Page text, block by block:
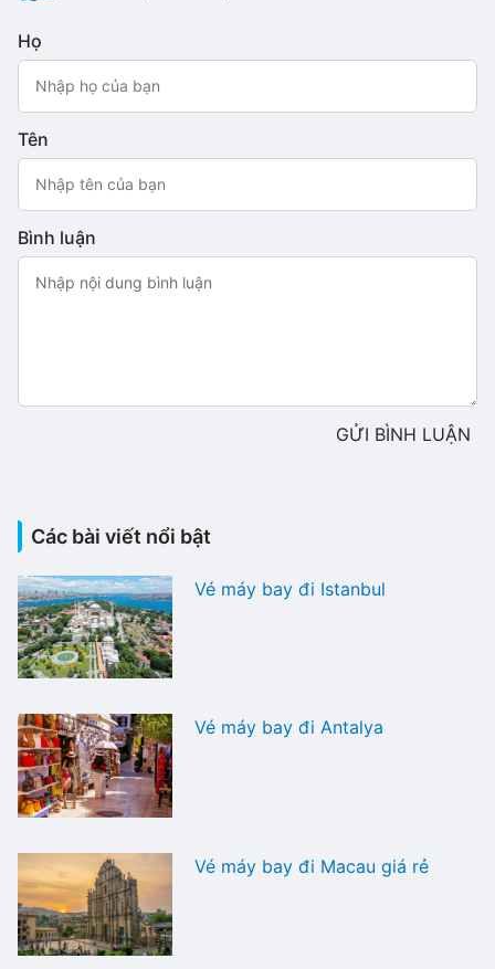
Họ
Tên
Bình luận
GỬI BÌNH LUẬN
Các bài viết nổi bật
Vé máy bay đi Istanbul
Vé máy bay đi Antalya
Vé máy bay đi Macau giá rẻ